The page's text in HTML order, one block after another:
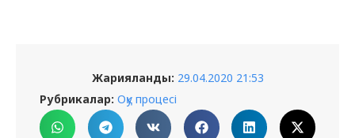
Жарияланды: 29.04.2020 21:53
Рубрикалар: Оқу процесі